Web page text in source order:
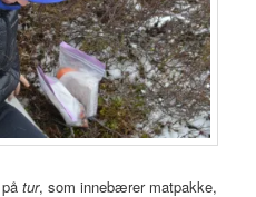
påtur, som innebærer matpakke,